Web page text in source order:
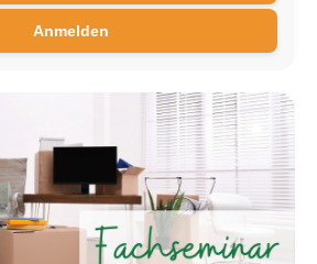
Anmelden